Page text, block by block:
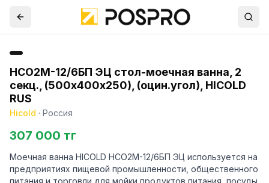
НСО2М-12/6БП ЭЦ стол-моечная ванна, 2
секц., (500х400х250), (оцин.угол), HICOLD
RUS
Hicold · Россия
307 000 тг
Моечная ванна HICOLD НСО2М-12/6БП ЭЦ используется на
предприятиях пищевой промышленности, общественного
питания и торговли для мойки продуктов питания, посуды